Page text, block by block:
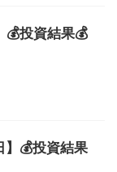
💰投資結果💰
】💰投資結果